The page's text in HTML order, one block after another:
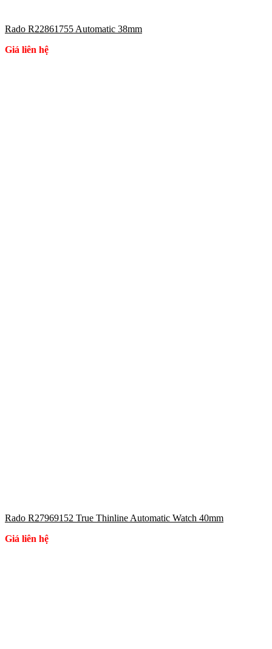
Rado R22861755 Automatic 38mm
Giá liên hệ
Rado R27969152 True Thinline Automatic Watch 40mm
Giá liên hệ